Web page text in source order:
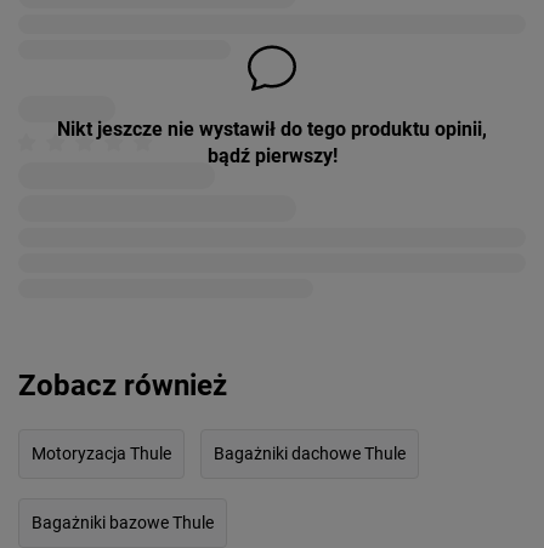
Nikt jeszcze nie wystawił do tego produktu opinii,
bądź pierwszy!
Zobacz również
Motoryzacja Thule Bagażniki dachowe Thule
Bagażniki bazowe Thule